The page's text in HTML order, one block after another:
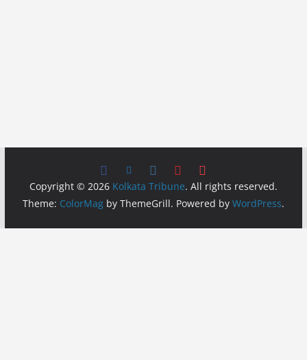
Copyright © 2026 Kolkata Tribune. All rights reserved.
Theme: ColorMagby ThemeGrill. Powered by WordPress.